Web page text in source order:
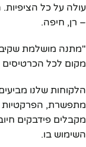
עולה על כל הציפיות.
– רן, חיפה.
"מתנה מושלמת
מקום לכל
הלקוחות שלנו
מתפשרת, הפרקטיות
מקבלים פידבקים
השימוש בו.